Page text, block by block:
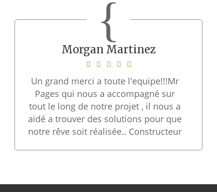
Morgan Martinez
Un grand merci a toute l'equipe!!!Mr
Pages qui nous a accompagné sur
tout le long de notre projet , il nous a
aidé a trouver des solutions pour que
notre rêve soit réalisée.. Constructeur
plutôt disponible. Le résultat a été à